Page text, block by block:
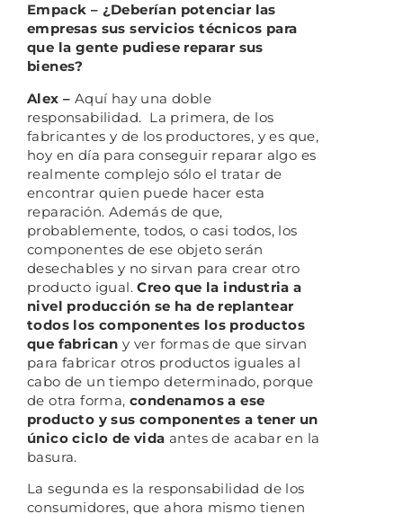
Empack – ¿Deberían potenciar las
empresas sus servicios técnicos para
que la gente pudiese reparar sus
bienes?
Alex – Aquí hay una doble
responsabilidad. La primera, de los
fabricantes y de los productores, y es que,
hoy en día para conseguir reparar algo es
realmente complejo sólo el tratar de
encontrar quien puede hacer esta
reparación. Además de que,
probablemente, todos, o casi todos, los
componentes de ese objeto serán
desechables y no sirvan para crear otro
producto igual.Creo que la industria a
nivel producción se ha de replantear
todos los componentes los productos
que fabrican y ver formas de que sirvan
para fabricar otros productos iguales al
cabo de un tiempo determinado, porque
de otra forma,condenamos a ese
producto y sus componentes a tener un
único ciclo de vida antes de acabar en la
basura.
La segunda es la responsabilidad de los
consumidores, que ahora mismo tienen